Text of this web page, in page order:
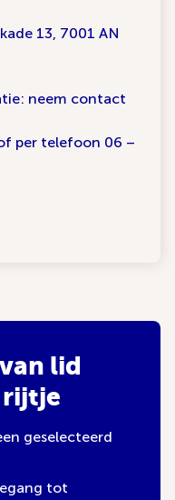
13, 7001 AN
neem contact
per telefoon 06 –
lid
rijtje
geselecteerd
tot